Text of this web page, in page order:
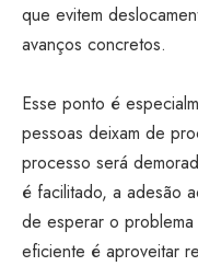
que evitem
avanços concretos.
Esse ponto é
pessoas deixam de
processo será
é facilitado, a adesão
de esperar o
eficiente é aproveitar